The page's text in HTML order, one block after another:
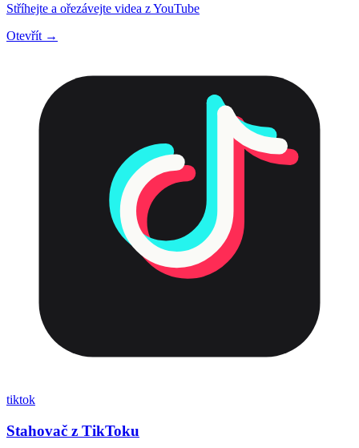
Stříhejte a ořezávejte videa z YouTube
Otevřít →
tiktok
Stahovač z TikToku